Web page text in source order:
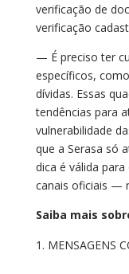
verificação de
verificação
— É preciso ter
específicos,
dívidas. Essas
tendências para
vulnerabilidade
que a Serasa só
dica é válida
canais oficiais —
Saiba mais
MENSAGENS